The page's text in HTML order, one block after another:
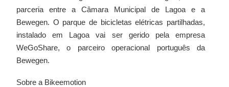
parceria entre a Câmara Municipal de Lagoa e a
Bewegen. O parque de bicicletas elétricas partilhadas,
instalado em Lagoa vai ser gerido pela empresa
WeGoShare, o parceiro operacional português da
Bewegen.
Sobre a Bikeemotion